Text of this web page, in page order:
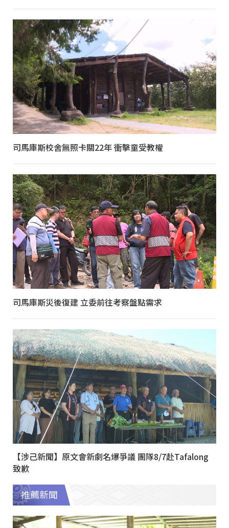
司馬庫斯校舍無照卡關22年 衝擊童受教權
司馬庫斯災後復建 立委前往考察盤點需求
【涉己新聞】原文會新劇名爆爭議 團隊8/7赴Tafalong
致歉
推薦新聞